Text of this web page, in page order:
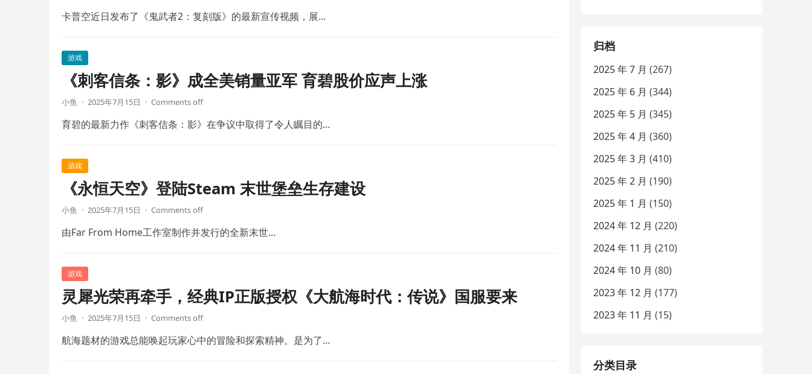
卡普空近日发布了《鬼武者2：复刻版》的最新宣传视频，展…
游戏
《刺客信条：影》成全美销量亚军 育碧股价应声上涨
小鱼 · 2025年7月15日 · Comments off
育碧的最新力作《刺客信条：影》在争议中取得了令人瞩目的…
游戏
《永恒天空》登陆Steam 末世堡垒生存建设
小鱼 · 2025年7月15日 · Comments off
由Far From Home工作室制作并发行的全新末世…
游戏
灵犀光荣再牵手，经典IP正版授权《大航海时代：传说》国服要来
小鱼 · 2025年7月15日 · Comments off
航海题材的游戏总能唤起玩家心中的冒险和探索精神。是为了…
归档
2025 年 7 月 (267)
2025 年 6 月 (344)
2025 年 5 月 (345)
2025 年 4 月 (360)
2025 年 3 月 (410)
2025 年 2 月 (190)
2025 年 1 月 (150)
2024 年 12 月 (220)
2024 年 11 月 (210)
2024 年 10 月 (80)
2023 年 12 月 (177)
2023 年 11 月 (15)
分类目录